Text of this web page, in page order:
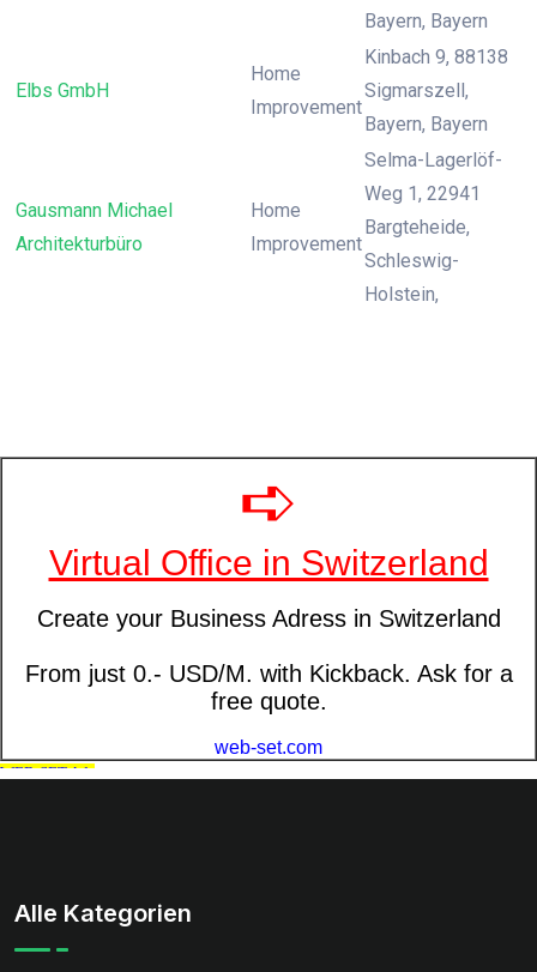
Bayern, Bayern
Elbs GmbH
Home
Improvement
Kinbach 9, 88138
Sigmarszell,
Bayern, Bayern
Gausmann Michael
Architekturbüro
Home
Improvement
Selma-Lagerlöf-
Weg 1, 22941
Bargteheide,
Schleswig-
Holstein,
Alle Kategorien